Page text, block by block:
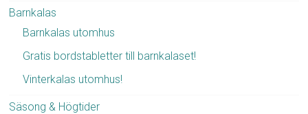
Barnkalas
Barnkalas utomhus
Gratis bordstabletter till barnkalaset!
Vinterkalas utomhus!
Säsong & Högtider